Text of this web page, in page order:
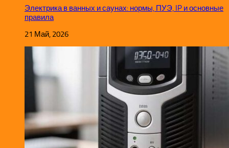
Электрика в ванных и саунах: нормы, ПУЭ, IP и основные
правила
21 Май, 2026